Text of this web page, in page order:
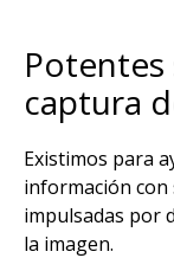
captura
Existimos para
información con
impulsadas por
la imagen.